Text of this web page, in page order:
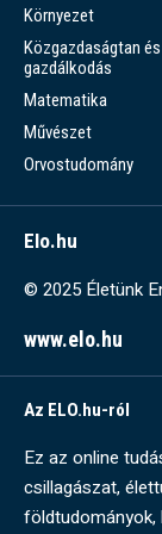
Környezet
Közgazdaságtan és
gazdálkodás
Matematika
Művészet
Orvostudomány
Elo.hu
© 2025 Életünk
www.elo.hu
Az ELO.hu-ról
Ez az online
csillagászat,